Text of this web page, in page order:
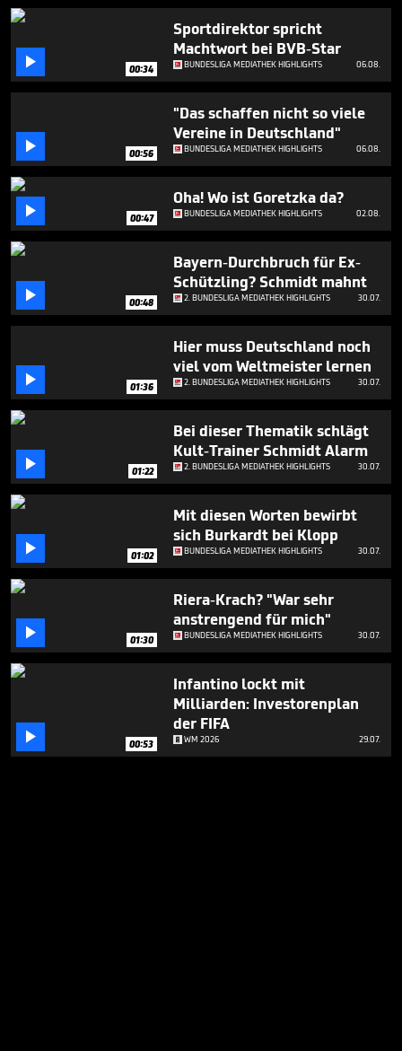
38
seconds
 00:34
Sportdirektor spricht
Machtwort bei BVB-Star
BUNDESLIGA MEDIATHEK HIGHLIGHTS 06.08.
 00:56
"Das schaffen nicht so viele
Vereine in Deutschland"
BUNDESLIGA MEDIATHEK HIGHLIGHTS 06.08.
 00:47
Oha! Wo ist Goretzka da?
BUNDESLIGA MEDIATHEK HIGHLIGHTS 02.08.
 00:48
Bayern-Durchbruch für Ex-
Schützling? Schmidt mahnt
2. BUNDESLIGA MEDIATHEK HIGHLIGHTS 30.07.
 01:36
Hier muss Deutschland noch
viel vom Weltmeister lernen
2. BUNDESLIGA MEDIATHEK HIGHLIGHTS 30.07.
 01:22
Bei dieser Thematik schlägt
Kult-Trainer Schmidt Alarm
2. BUNDESLIGA MEDIATHEK HIGHLIGHTS 30.07.
 01:02
Mit diesen Worten bewirbt
sich Burkardt bei Klopp
BUNDESLIGA MEDIATHEK HIGHLIGHTS 30.07.
 01:30
Riera-Krach? "War sehr
anstrengend für mich"
BUNDESLIGA MEDIATHEK HIGHLIGHTS 30.07.
 00:53
Infantino lockt mit
Milliarden: Investorenplan
der FIFA
WM 2026 29.07.